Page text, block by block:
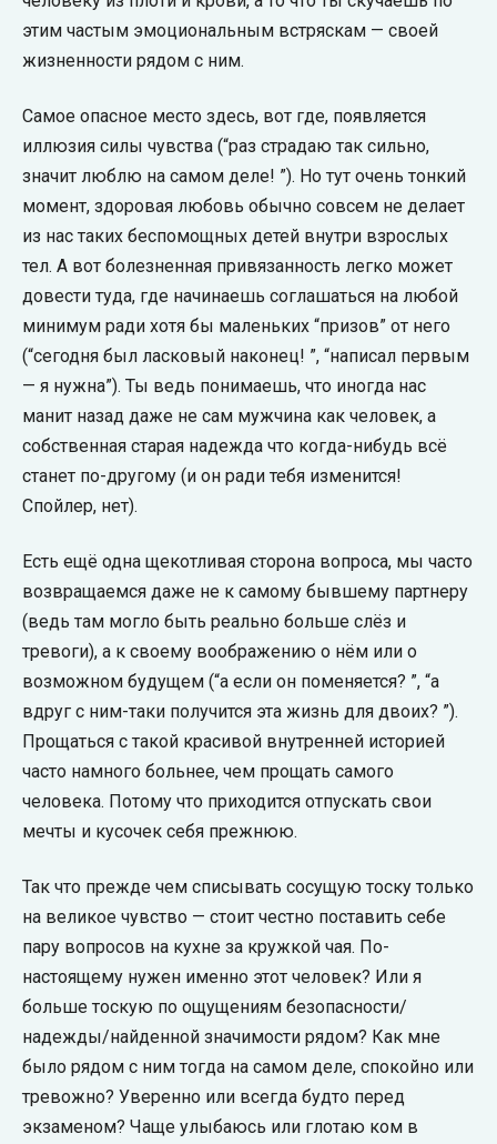
этим частым эмоциональным встряскам — своей
жизненности рядом с ним.
Самое опасное место здесь, вот где, появляется
иллюзия силы чувства (“раз страдаю так сильно,
значит люблю на самом деле! ”). Но тут очень тонкий
момент, здоровая любовь обычно совсем не делает
из нас таких беспомощных детей внутри взрослых
тел. А вот болезненная привязанность легко может
довести туда, где начинаешь соглашаться на любой
минимум ради хотя бы маленьких “призов” от него
(“сегодня был ласковый наконец! ”, “написал первым
— я нужна”). Ты ведь понимаешь, что иногда нас
манит назад даже не сам мужчина как человек, а
собственная старая надежда что когда-нибудь всё
станет по-другому (и он ради тебя изменится!
Спойлер, нет).
Есть ещё одна щекотливая сторона вопроса, мы часто
возвращаемся даже не к самому бывшему партнеру
(ведь там могло быть реально больше слёз и
тревоги), а к своему воображению о нём или о
возможном будущем (“а если он поменяется? ”, “а
вдруг с ним-таки получится эта жизнь для двоих? ”).
Прощаться с такой красивой внутренней историей
часто намного больнее, чем прощать самого
человека. Потому что приходится отпускать свои
мечты и кусочек себя прежнюю.
Так что прежде чем списывать сосущую тоску только
на великое чувство — стоит честно поставить себе
пару вопросов на кухне за кружкой чая. По-
настоящему нужен именно этот человек? Или я
больше тоскую по ощущениям безопасности/
надежды/найденной значимости рядом? Как мне
было рядом с ним тогда на самом деле, спокойно или
тревожно? Уверенно или всегда будто перед
экзаменом? Чаще улыбаюсь или глотаю ком в